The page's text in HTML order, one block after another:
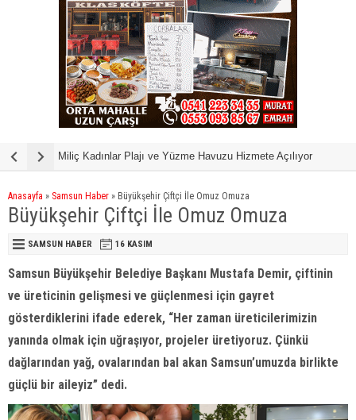
ve Yüzme Havuzu Hizmete Açılıyor “Çiftçimizin Emeği Yine Yok
Anasayfa » Samsun Haber » Büyükşehir Çiftçi İle Omuz Omuza
Büyükşehir Çiftçi İle Omuz Omuza
SAMSUN HABER 16 KASIM
Samsun Büyükşehir Belediye Başkanı Mustafa Demir, çiftinin
ve üreticinin gelişmesi ve güçlenmesi için gayret
gösterdiklerini ifade ederek, “Her zaman üreticilerimizin
yanında olmak için uğraşıyor, projeler üretiyoruz. Çünkü
dağlarından yağ, ovalarından bal akan Samsun’umuzda birlikte
güçlü bir aileyiz” dedi.